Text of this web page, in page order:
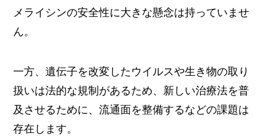
メライシンの安全性に大きな懸念は持っていませ
ん。
一方、遺伝子を改変したウイルスや生き物の取り
扱いは法的な規制があるため、新しい治療法を普
及させるために、流通面を整備するなどの課題は
存在します。